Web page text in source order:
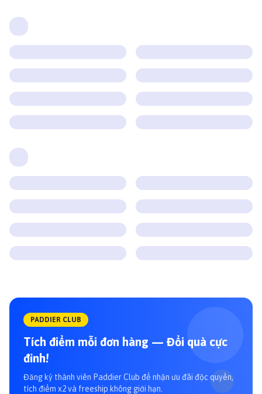
PADDIER CLUB
Tích điểm mỗi đơn hàng — Đổi quà cực
đỉnh!
Đăng ký thành viên Paddier Club để nhận ưu đãi độc quyền,
tích điểm x2 và freeship không giới hạn.